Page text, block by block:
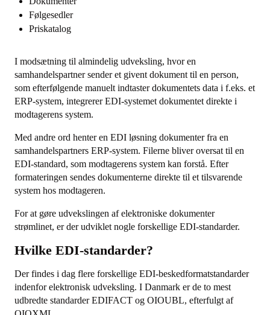
Følgesedler
Priskatalog
I modsætning til almindelig udveksling, hvor en
samhandelspartner sender et givent dokument til en person,
som efterfølgende manuelt indtaster dokumentets data i f.eks. et
ERP-system, integrerer EDI-systemet dokumentet direkte i
modtagerens system.
Med andre ord henter en EDI løsning dokumenter fra en
samhandelspartners ERP-system. Filerne bliver oversat til en
EDI-standard, som modtagerens system kan forstå. Efter
formateringen sendes dokumenterne direkte til et tilsvarende
system hos modtageren.
For at gøre udvekslingen af elektroniske dokumenter
strømlinet, er der udviklet nogle forskellige EDI-standarder.
Hvilke EDI-standarder?
Der findes i dag flere forskellige EDI-beskedformatstandarder
indenfor elektronisk udveksling. I Danmark er de to mest
udbredte standarder EDIFACT og OIOUBL, efterfulgt af